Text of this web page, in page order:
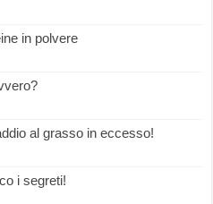
in polvere
al grasso in eccesso!
i segreti!